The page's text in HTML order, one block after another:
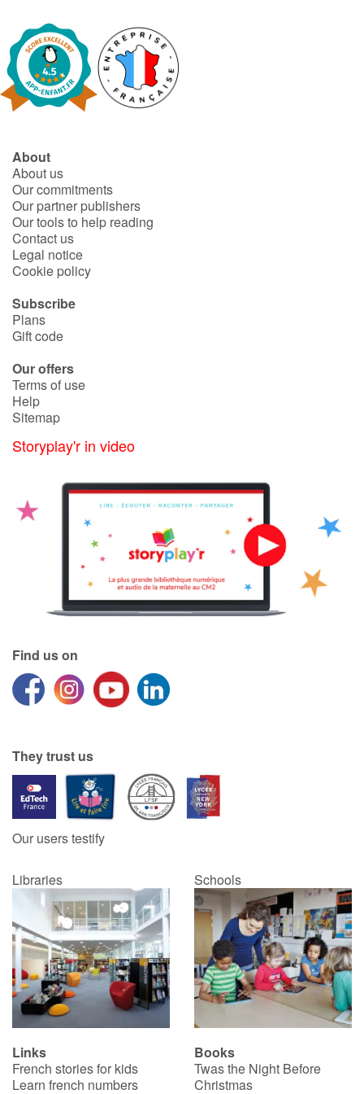
About
About us
Our commitments
Our partner publishers
Our tools to help reading
Contact us
Legal notice
Cookie policy
Subscribe
Plans
Gift code
Our offers
Terms of use
Help
Sitemap
Storyplay'r in video
Find us on
They trust us
Our users testify
Libraries Schools
Links
French stories for kids
Learn french numbers
Books
Twas the Night Before
Christmas